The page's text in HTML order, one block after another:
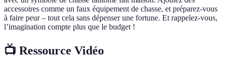
accessoires comme un faux équipement de chasse, et préparez-vous
à faire peur – tout cela sans dépenser une fortune. Et rappelez-vous,
l’imagination compte plus que le budget !
📺 Ressource Vidéo